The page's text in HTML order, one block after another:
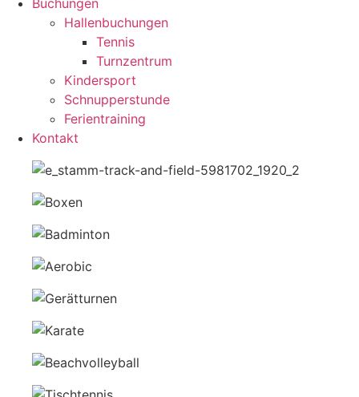
Buchungen
Hallenbuchungen
Tennis
Turnzentrum
Kindersport
Schnupperstunde
Ferientraining
Kontakt